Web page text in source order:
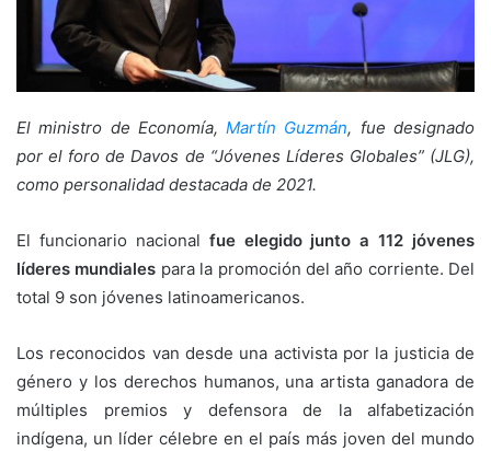
El ministro de Economía,Martín Guzmán, fue designado
por el foro de Davos de “Jóvenes Líderes Globales” (JLG),
como personalidad destacada de 2021.
El funcionario nacional fue elegido junto a 112 jóvenes
líderes mundiales para la promoción del año corriente. Del
total 9 son jóvenes latinoamericanos.
Los reconocidos van desde una activista por la justicia de
género y los derechos humanos, una artista ganadora de
múltiples premios y defensora de la alfabetización
indígena, un líder célebre en el país más joven del mundo